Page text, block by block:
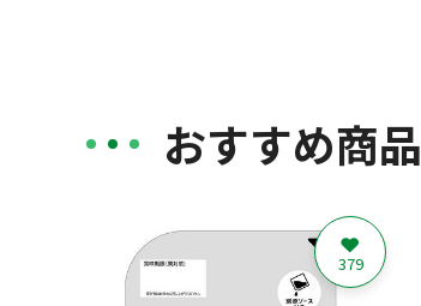
おすすめ商品
379